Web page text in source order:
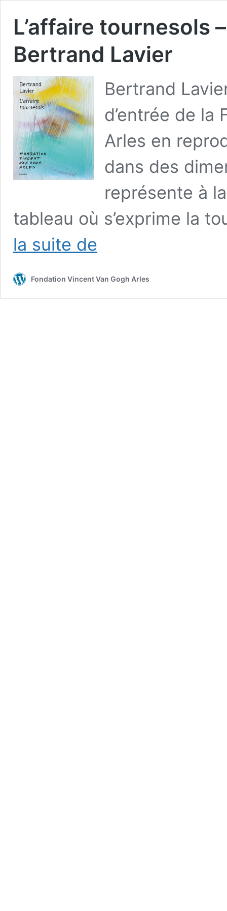
L’affaire tournesols –
Bertrand Lavier
Bertrand
d’entrée de la
Arles en
dans des
représente à
tableau où s’exprime la
la suite de
Lavier
Fondation Vincent Van Gogh Arles